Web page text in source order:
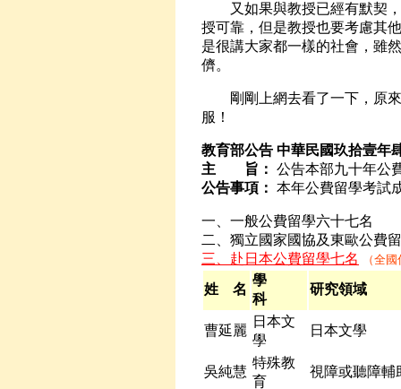
又如果與教授已經有默契，
授可靠，但是教授也要考慮其
是很講大家都一樣的社會，雖
儕。
剛剛上網去看了一下，原來
服！
教育部公告 中華民國玖拾壹年
主 旨： 公告本部九十年公
公告事項： 本年公費留學考試
一、一般公費留學六十七名
二、獨立國家國協及東歐公費
三、赴日本公費留學七名
（全
姓 名
學
科
研究領域
曹延麗
日本文
學
日本文學
吳純慧
特殊教
育
視障或聽障輔